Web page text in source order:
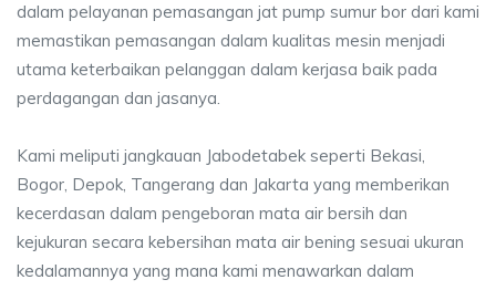
dalam pelayanan pemasangan jat pump sumur bor dari kami
memastikan pemasangan dalam kualitas mesin menjadi
utama keterbaikan pelanggan dalam kerjasa baik pada
perdagangan dan jasanya.
Kami meliputi jangkauan Jabodetabek seperti Bekasi,
Bogor, Depok, Tangerang dan Jakarta yang memberikan
kecerdasan dalam pengeboran mata air bersih dan
kejukuran secara kebersihan mata air bening sesuai ukuran
kedalamannya yang mana kami menawarkan dalam